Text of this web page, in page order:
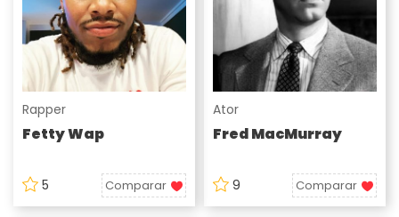
Rapper
Fetty Wap
5 Comparar
Ator
Fred MacMurray
9 Comparar